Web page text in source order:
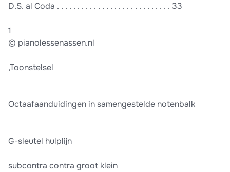
D.S. al Coda . . . . . . . . . . . . . . . . . . . . . . . . . . . . 33
1
© pianolessenassen.nl
,Toonstelsel
Octaafaanduidingen in samengestelde notenbalk
G-sleutel hulplĳn
subcontra contra groot klein